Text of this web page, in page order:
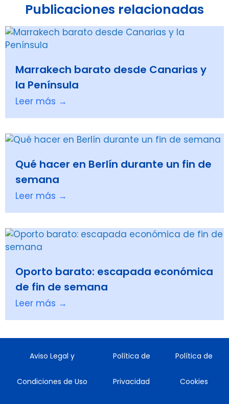
Publicaciones relacionadas
Marrakech barato desde Canarias y
la Península
Leer más →
Qué hacer en Berlín durante un fin de
semana
Leer más →
Oporto barato: escapada económica
de fin de semana
Leer más →
Aviso Legal y
Condiciones de Uso
Política de
Privacidad
Política de
Cookies